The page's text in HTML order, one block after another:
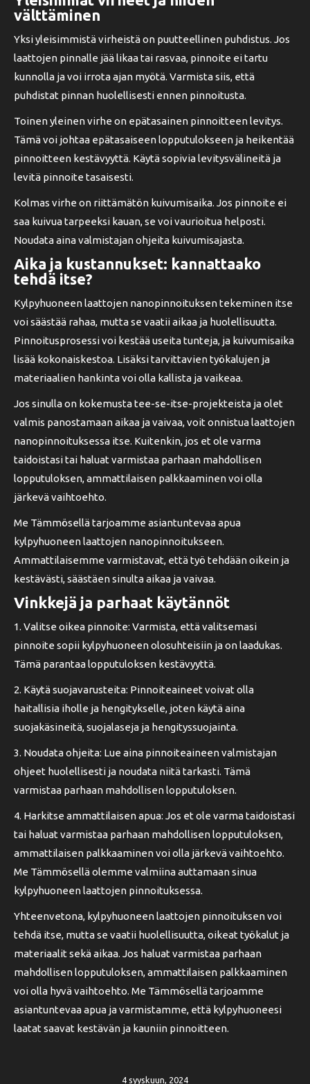
välttäminen
Yksi yleisimmistä virheistä on puutteellinen puhdistus. Jos
laattojen pinnalle jää likaa tai rasvaa, pinnoite ei tartu
kunnolla ja voi irrota ajan myötä. Varmista siis, että
puhdistat pinnan huolellisesti ennen pinnoitusta.
Toinen yleinen virhe on epätasainen pinnoitteen levitys.
Tämä voi johtaa epätasaiseen lopputulokseen ja heikentää
pinnoitteen kestävyyttä. Käytä sopivia levitysvälineitä ja
levitä pinnoite tasaisesti.
Kolmas virhe on riittämätön kuivumisaika. Jos pinnoite ei
saa kuivua tarpeeksi kauan, se voi vaurioitua helposti.
Noudata aina valmistajan ohjeita kuivumisajasta.
Aika ja kustannukset: kannattaako
tehdä itse?
Kylpyhuoneen laattojen nanopinnoituksen tekeminen itse
voi säästää rahaa, mutta se vaatii aikaa ja huolellisuutta.
Pinnoitusprosessi voi kestää useita tunteja, ja kuivumisaika
lisää kokonaiskestoa. Lisäksi tarvittavien työkalujen ja
materiaalien hankinta voi olla kallista ja vaikeaa.
Jos sinulla on kokemusta tee-se-itse-projekteista ja olet
valmis panostamaan aikaa ja vaivaa, voit onnistua laattojen
nanopinnoituksessa itse. Kuitenkin, jos et ole varma
taidoistasi tai haluat varmistaa parhaan mahdollisen
lopputuloksen, ammattilaisen palkkaaminen voi olla
järkevä vaihtoehto.
Me Tämmösellä tarjoamme asiantuntevaa apua
kylpyhuoneen laattojen nanopinnoitukseen.
Ammattilaisemme varmistavat, että työ tehdään oikein ja
kestävästi, säästäen sinulta aikaa ja vaivaa.
Vinkkejä ja parhaat käytännöt
1. Valitse oikea pinnoite: Varmista, että valitsemasi
pinnoite sopii kylpyhuoneen olosuhteisiin ja on laadukas.
Tämä parantaa lopputuloksen kestävyyttä.
2. Käytä suojavarusteita: Pinnoiteaineet voivat olla
haitallisia iholle ja hengitykselle, joten käytä aina
suojakäsineitä, suojalaseja ja hengityssuojainta.
3. Noudata ohjeita: Lue aina pinnoiteaineen valmistajan
ohjeet huolellisesti ja noudata niitä tarkasti. Tämä
varmistaa parhaan mahdollisen lopputuloksen.
4. Harkitse ammattilaisen apua: Jos et ole varma taidoistasi
tai haluat varmistaa parhaan mahdollisen lopputuloksen,
ammattilaisen palkkaaminen voi olla järkevä vaihtoehto.
Me Tämmösellä olemme valmiina auttamaan sinua
kylpyhuoneen laattojen pinnoituksessa.
Yhteenvetona, kylpyhuoneen laattojen pinnoituksen voi
tehdä itse, mutta se vaatii huolellisuutta, oikeat työkalut ja
materiaalit sekä aikaa. Jos haluat varmistaa parhaan
mahdollisen lopputuloksen, ammattilaisen palkkaaminen
voi olla hyvä vaihtoehto. Me Tämmösellä tarjoamme
asiantuntevaa apua ja varmistamme, että kylpyhuoneesi
laatat saavat kestävän ja kauniin pinnoitteen.
4 syyskuun, 2024